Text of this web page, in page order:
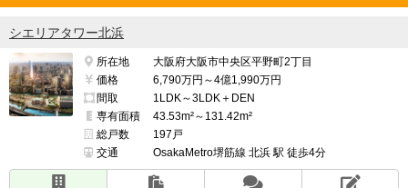
シエリアタワー北浜
所在地
大阪府大阪市中央区平野町2丁目
価格
6,790万円～4億1,990万円
間取
1LDK～3LDK＋DEN
専有面積
43.53m²～131.42m²
総戸数
197戸
交通
OsakaMetro堺筋線 北浜 駅 徒歩4分